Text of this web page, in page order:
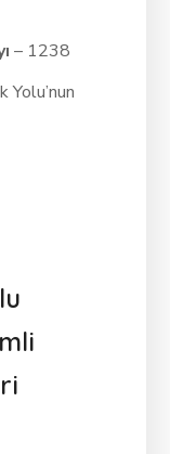
– 1238
Yolu’nun